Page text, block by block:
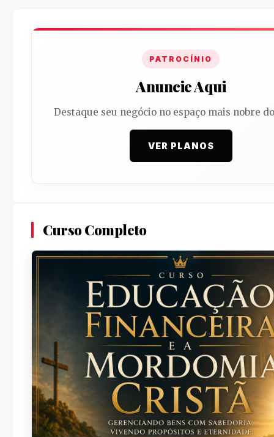
PATROCÍNIO
Anuncie Aqui
Destaque seu negócio no espaço mais nobre
VER PLANOS
Curso Completo